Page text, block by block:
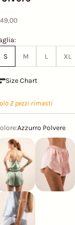
scontato
S
M L XL
Size Chart
2 pezzi rimasti
Azzurro Polvere
Giada
Rosa Cipria
Polvere